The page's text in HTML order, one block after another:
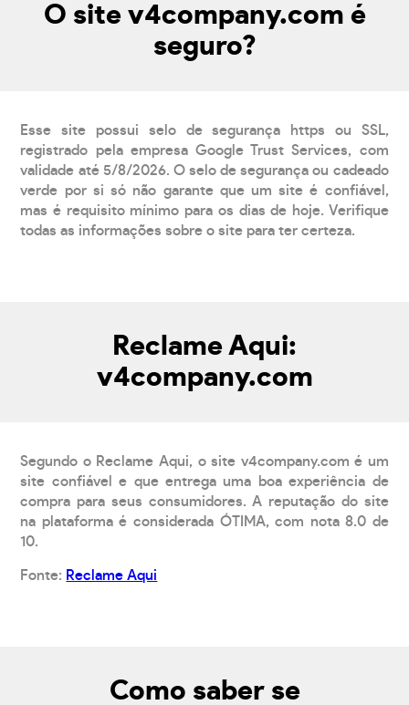
O site v4company.com é
seguro?
Esse site possui selo de segurança https ou SSL,
registrado pela empresa Google Trust Services, com
validade até 5/8/2026. O selo de segurança ou cadeado
verde por si só não garante que um site é confiável,
mas é requisito mínimo para os dias de hoje. Verifique
todas as informações sobre o site para ter certeza.
Reclame Aqui:
v4company.com
Segundo o Reclame Aqui, o site v4company.com é um
site confiável e que entrega uma boa experiência de
compra para seus consumidores. A reputação do site
na plataforma é considerada ÓTIMA, com nota 8.0 de
10.
Fonte: Reclame Aqui
Como saber se